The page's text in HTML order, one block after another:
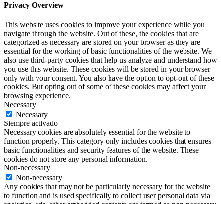
Privacy Overview
This website uses cookies to improve your experience while you
navigate through the website. Out of these, the cookies that are
categorized as necessary are stored on your browser as they are
essential for the working of basic functionalities of the website. We
also use third-party cookies that help us analyze and understand how
you use this website. These cookies will be stored in your browser
only with your consent. You also have the option to opt-out of these
cookies. But opting out of some of these cookies may affect your
browsing experience.
Necessary
Necessary
Siempre activado
Necessary cookies are absolutely essential for the website to
function properly. This category only includes cookies that ensures
basic functionalities and security features of the website. These
cookies do not store any personal information.
Non-necessary
Non-necessary
Any cookies that may not be particularly necessary for the website
to function and is used specifically to collect user personal data via